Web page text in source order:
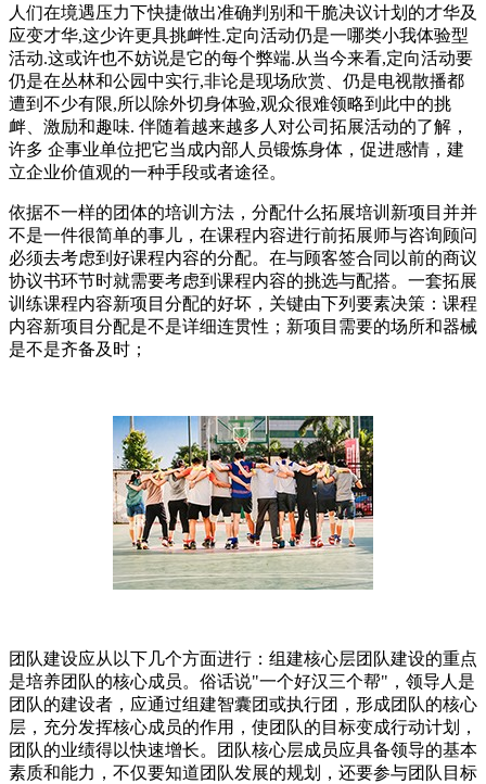
人们在境遇压力下快捷做出准确判别和干脆决议计划的才华及
应变才华,这少许更具挑衅性.定向活动仍是一哪类小我体验型
活动.这或许也不妨说是它的每个弊端.从当今来看,定向活动要
仍是在丛林和公园中实行,非论是现场欣赏、仍是电视散播都
遭到不少有限,所以除外切身体验,观众很难领略到此中的挑
衅、激励和趣味. 伴随着越来越多人对公司拓展活动的了解，
许多 企事业单位把它当成内部人员锻炼身体，促进感情，建
立企业价值观的一种手段或者途径。
依据不一样的团体的培训方法，分配什么拓展培训新项目并并
不是一件很简单的事儿，在课程内容进行前拓展师与咨询顾问
必须去考虑到好课程内容的分配。在与顾客签合同以前的商议
协议书环节时就需要考虑到课程内容的挑选与配搭。一套拓展
训练课程内容新项目分配的好坏，关键由下列要素决策：课程
内容新项目分配是不是详细连贯性；新项目需要的场所和器械
是不是齐备及时；
团队建设应从以下几个方面进行：组建核心层团队建设的重点
是培养团队的核心成员。俗话说"一个好汉三个帮"，领导人是
团队的建设者，应通过组建智囊团或执行团，形成团队的核心
层，充分发挥核心成员的作用，使团队的目标变成行动计划，
团队的业绩得以快速增长。团队核心层成员应具备领导的基本
素质和能力，不仅要知道团队发展的规划，还要参与团队目标